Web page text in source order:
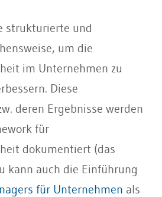
strukturierte und
um die
im Unternehmen zu
Diese
deren Ergebnisse werden
für
dokumentiert (das
kann auch die Einführung
für Unternehmen als